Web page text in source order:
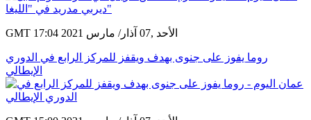
GMT 17:04 2021 الأحد ,07 آذار/ مارس
روما يفوز على جنوى بهدف ويقفز للمركز الرابع في الدوري
الإيطالي